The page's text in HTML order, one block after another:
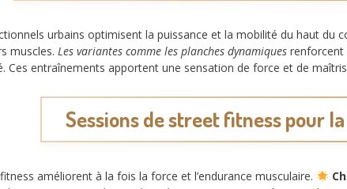
urbains optimisent la puissance et la mobilité du haut du
muscles. Les variantes comme les planches dynamiques renforcent
Ces entraînements apportent une sensation de force et de
Sessions de street fitness pour
améliorent à la fois la force et l’endurance musculaire.